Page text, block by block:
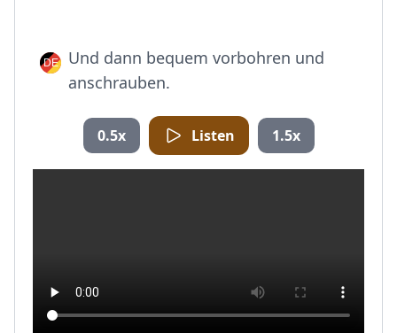
Und dann bequem vorbohren und
anschrauben.
0.5x Listen 1.5x